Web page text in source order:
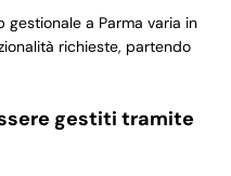
gestionale a Parma varia in
richieste, partendo
gestiti tramite